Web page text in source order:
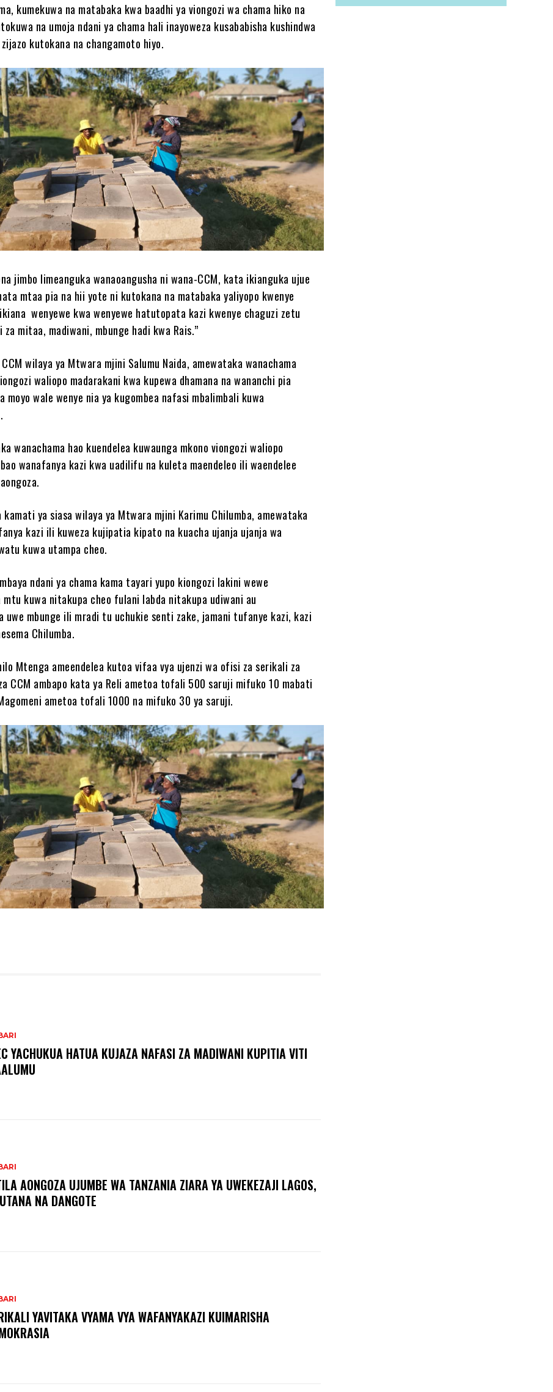
kumekuwa na matabaka kwa baadhi ya viongozi wa chama hiko na
na umoja ndani ya chama hali inayoweza kusababisha kushindwa
kutokana na changamoto hiyo.
jimbo limeanguka wanaoangusha ni wana-CCM, kata ikianguka ujue
mtaa pia na hii yote ni kutokana na matabaka yaliyopo kwenye
wenyewe kwa wenyewe hatutopata kazi kwenye chaguzi zetu
mitaa, madiwani, mbunge hadi kwa Rais.”
wilaya ya Mtwara mjini Salumu Naida, amewataka wanachama
waliopo madarakani kwa kupewa dhamana na wananchi pia
moyo wale wenye nia ya kugombea nafasi mbalimbali kuwa
wanachama hao kuendelea kuwaunga mkono viongozi waliopo
wanafanya kazi kwa uadilifu na kuleta maendeleo ili waendelee
kamati ya siasa wilaya ya Mtwara mjini Karimu Chilumba, amewataka
kazi ili kuweza kujipatia kipato na kuacha ujanja ujanja wa
kuwa utampa cheo.
ndani ya chama kama tayari yupo kiongozi lakini wewe
mtu kuwa nitakupa cheo fulani labda nitakupa udiwani au
uwe mbunge ili mradi tu uchukie senti zake, jamani tufanye kazi, kazi
Chilumba.
Mtenga ameendelea kutoa vifaa vya ujenzi wa ofisi za serikali za
CCM ambapo kata ya Reli ametoa tofali 500 saruji mifuko 10 mabati
ametoa tofali 1000 na mifuko 30 ya saruji.
YACHUKUA HATUA KUJAZA NAFASI ZA MADIWANI KUPITIA VITI
AONGOZA UJUMBE WA TANZANIA ZIARA YA UWEKEZAJI LAGOS,
NA DANGOTE
YAVITAKA VYAMA VYA WAFANYAKAZI KUIMARISHA